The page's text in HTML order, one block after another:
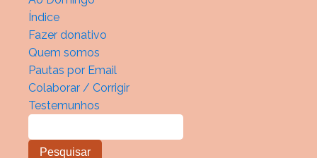
Índice
Fazer donativo
Quem somos
Pautas por Email
Colaborar / Corrigir
Testemunhos